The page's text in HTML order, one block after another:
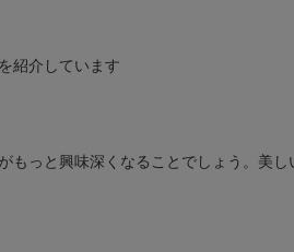
紹介しています
っと興味深くなることでしょう。美し